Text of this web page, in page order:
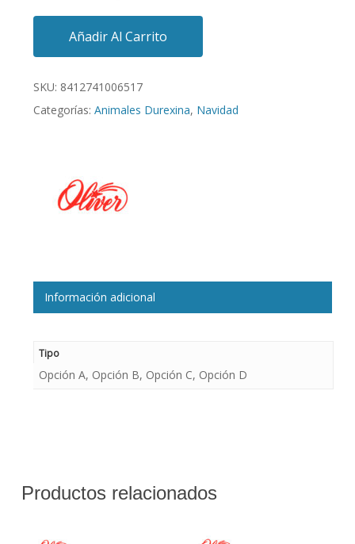
Añadir Al Carrito
SKU: 8412741006517
Categorías: Animales Durexina, Navidad
Información adicional
Tipo
Opción A, Opción B, Opción C, Opción D
Productos relacionados